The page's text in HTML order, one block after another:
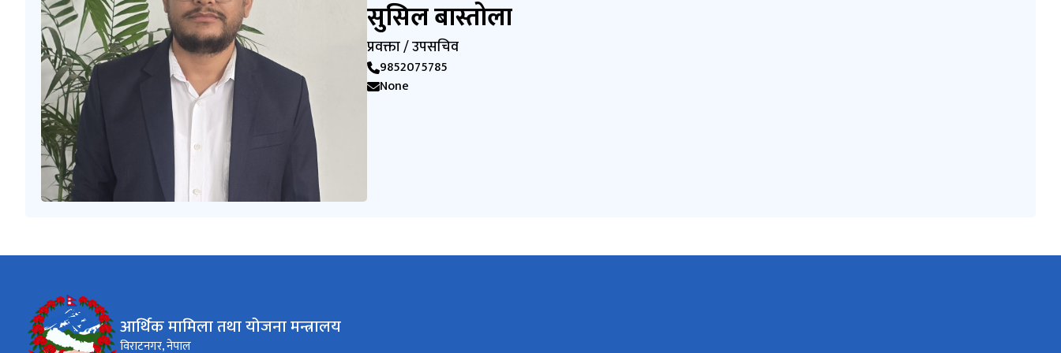
सुसिल बास्तोला
प्रवक्ता / उपसचिव
9852075785
None
आर्थिक मामिला तथा योजना मन्त्रालय
विराटनगर, नेपाल